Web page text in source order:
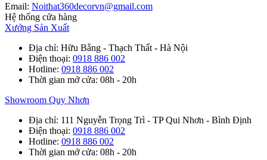
Email: Noithat360decorvn@gmail.com
Hệ thống cửa hàng
Xưởng Sản Xuất
Địa chỉ: Hữu Bằng - Thạch Thất - Hà Nội
Điện thoại: 0918 886 002
Hotline: 0918 886 002
Thời gian mở cửa: 08h - 20h
Showroom Quy Nhơn
Địa chỉ: 111 Nguyễn Trọng Trì - TP Qui Nhơn - Bình Định
Điện thoại: 0918 886 002
Hotline: 0918 886 002
Thời gian mở cửa: 08h - 20h